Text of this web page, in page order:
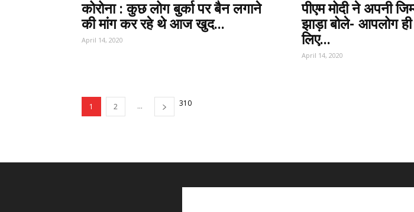
कोरोना : कुछ लोग बुर्का पर बैन लगाने
की मांग कर रहे थे आज खुद...
April 14, 2020
पीएम मोदी ने अपनी
झाड़ा बोले- आपलोग ही
लिए...
April 14, 2020
1 2 3
... 10